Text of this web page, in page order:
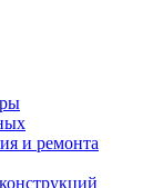
и ремонта